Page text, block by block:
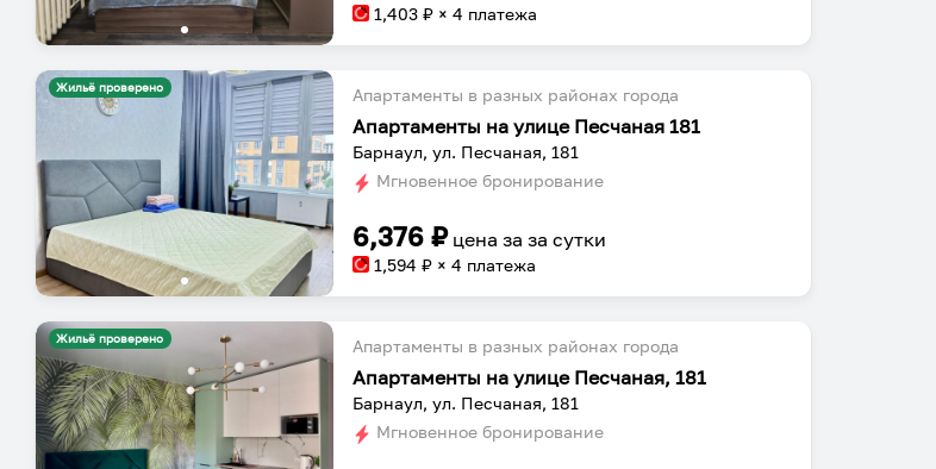
1,403 ₽ × 4 платежа
Жильё проверено Апартаменты в разных районах города
Апартаменты на улице Песчаная 181
Барнаул, ул. Песчаная, 181
Мгновенное бронирование
6,376 ₽ цена заза сутки
1,594 ₽ × 4 платежа
Жильё проверено Апартаменты в разных районах города
Апартаменты на улице Песчаная, 181
Барнаул, ул. Песчаная, 181
Мгновенное бронирование